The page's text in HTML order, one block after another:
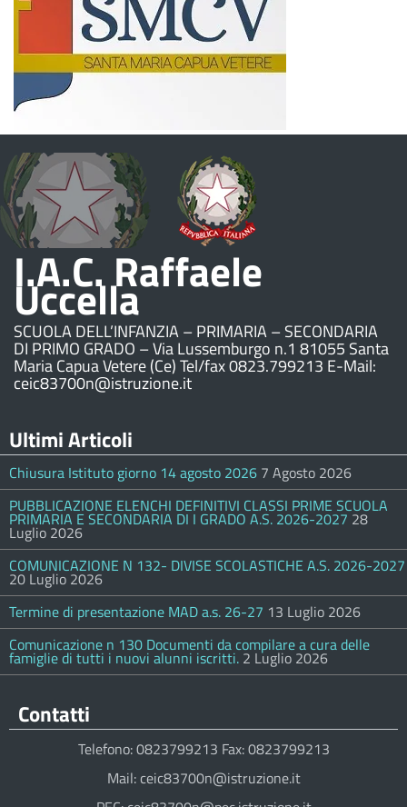
I.A.C. Raffaele
Uccella
SCUOLA DELL’INFANZIA – PRIMARIA – SECONDARIA
DI PRIMO GRADO – Via Lussemburgo n.1 81055 Santa
Maria Capua Vetere (Ce) Tel/fax 0823.799213 E-Mail:
ceic83700n@istruzione.it
Ultimi Articoli
Chiusura Istituto giorno 14 agosto 2026 7 Agosto 2026
PUBBLICAZIONE ELENCHI DEFINITIVI CLASSI PRIME SCUOLA
PRIMARIA E SECONDARIA DI I GRADO A.S. 2026-2027 28
Luglio 2026
COMUNICAZIONE N 132- DIVISE SCOLASTICHE A.S. 2026-2027
20 Luglio 2026
Termine di presentazione MAD a.s. 26-27 13 Luglio 2026
Comunicazione n 130 Documenti da compilare a cura delle
famiglie di tutti i nuovi alunni iscritti. 2 Luglio 2026
Contatti
Telefono: 0823799213 Fax: 0823799213
Mail: ceic83700n@istruzione.it